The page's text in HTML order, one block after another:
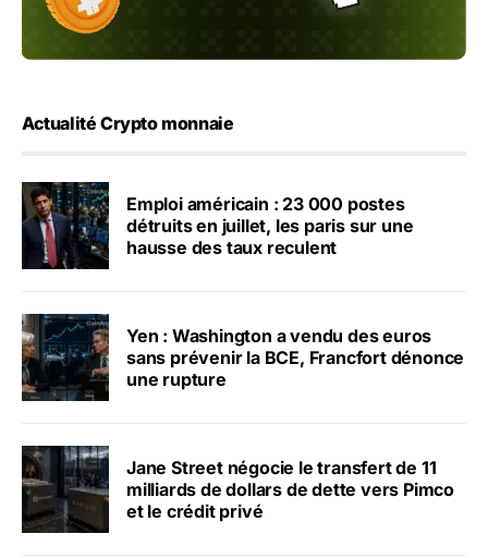
Actualité Crypto monnaie
Emploi américain : 23 000 postes
détruits en juillet, les paris sur une
hausse des taux reculent
Yen : Washington a vendu des euros
sans prévenir la BCE, Francfort dénonce
une rupture
Jane Street négocie le transfert de 11
milliards de dollars de dette vers Pimco
et le crédit privé